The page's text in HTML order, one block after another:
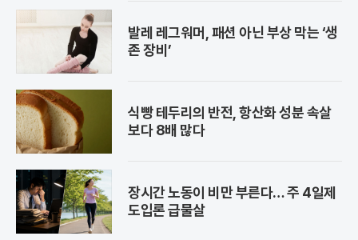
발레 레그워머, 패션 아닌 부상 막는 ‘생
존 장비’
식빵 테두리의 반전, 항산화 성분 속살
보다 8배 많다
장시간 노동이 비만 부른다… 주 4일제
도입론 급물살